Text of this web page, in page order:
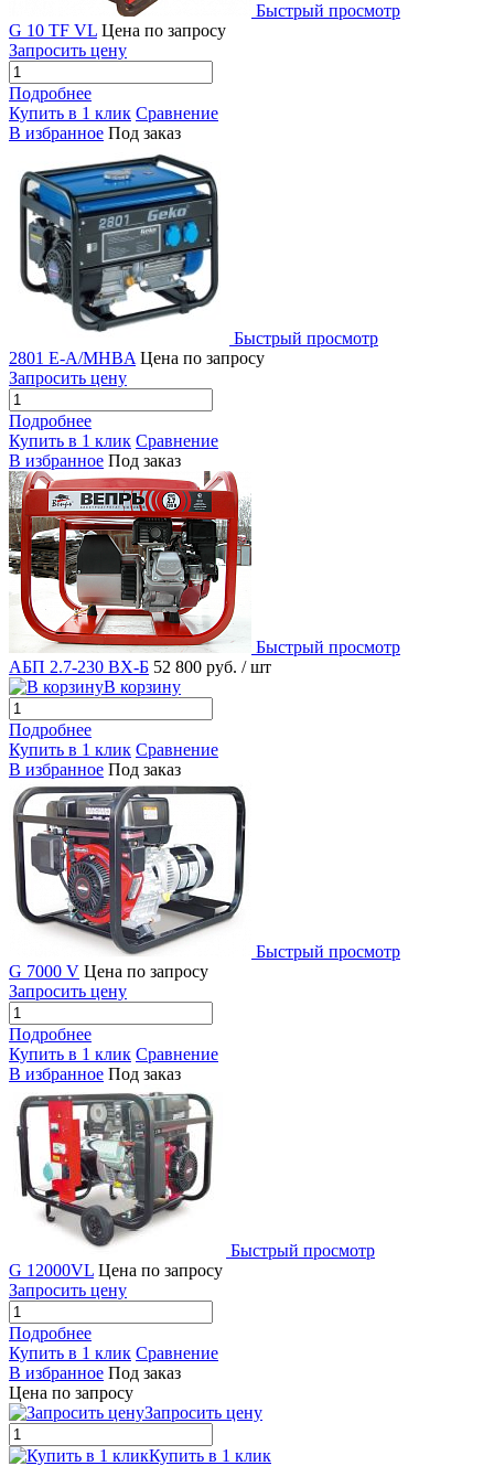
Быстрый просмотр
G 10 TF VL Цена по запросу
Запросить цену
Подробнее
Купить в 1 клик Сравнение
В избранное Под заказ
Быстрый просмотр
2801 E-A/MHBA Цена по запросу
Запросить цену
Подробнее
Купить в 1 клик Сравнение
В избранное Под заказ
Быстрый просмотр
АБП 2.7-230 ВХ-Б 52 800 руб. / шт
В корзину
Подробнее
Купить в 1 клик Сравнение
В избранное Под заказ
Быстрый просмотр
G 7000 V Цена по запросу
Запросить цену
Подробнее
Купить в 1 клик Сравнение
В избранное Под заказ
Быстрый просмотр
G 12000VL Цена по запросу
Запросить цену
Подробнее
Купить в 1 клик Сравнение
В избранное Под заказ
Цена по запросу
Запросить цену
Купить в 1 клик